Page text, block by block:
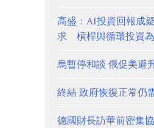
高盛：AI投資回報成
求 槓桿與循環投資
烏暫停和談 俄促美避
終結 政府恢復正常仍
德國財長訪華前密集